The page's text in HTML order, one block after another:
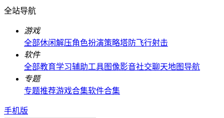
全站导航
游戏
全部休闲解压角色扮演策略塔防飞行射击
软件
全部教育学习辅助工具图像影音社交聊天地图导航
专题
专题推荐游戏合集软件合集
手机版